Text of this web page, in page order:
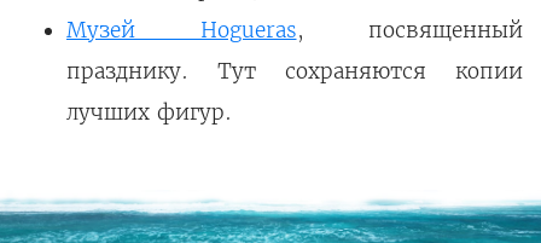
Музей Hogueras, посвященный
празднику. Тут сохраняются копии
лучших фигур.